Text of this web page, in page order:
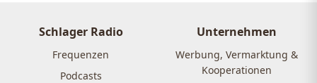
Schlager Radio
Frequenzen
Podcasts
Unternehmen
Werbung, Vermarktung &
Kooperationen